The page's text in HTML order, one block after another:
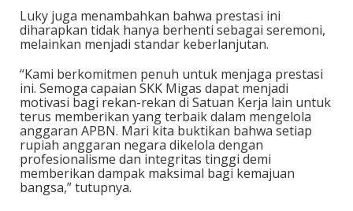
Luky juga menambahkan bahwa prestasi ini
diharapkan tidak hanya berhenti sebagai seremoni,
melainkan menjadi standar keberlanjutan.
“Kami berkomitmen penuh untuk menjaga prestasi
ini. Semoga capaian SKK Migas dapat menjadi
motivasi bagi rekan-rekan di Satuan Kerja lain untuk
terus memberikan yang terbaik dalam mengelola
anggaran APBN. Mari kita buktikan bahwa setiap
rupiah anggaran negara dikelola dengan
profesionalisme dan integritas tinggi demi
memberikan dampak maksimal bagi kemajuan
bangsa,” tutupnya.